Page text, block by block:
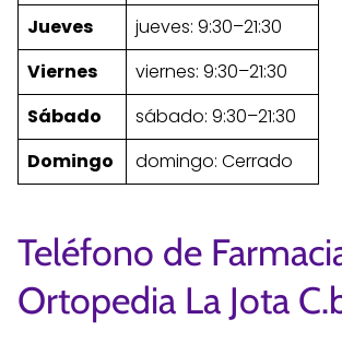
Jueves
jueves: 9:30–21:30
Viernes
viernes: 9:30–21:30
Sábado
sábado: 9:30–21:30
Domingo
domingo: Cerrado
Teléfono de
Ortopedia La Jota